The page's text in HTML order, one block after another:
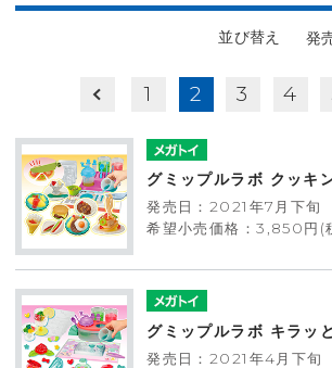
並び替え
1 2 3 4
グミップルラボ クッキ
発売日：2021年7月下旬
希望小売価格：3,850円(
グミップルラボ キラッ
発売日：2021年4月下旬